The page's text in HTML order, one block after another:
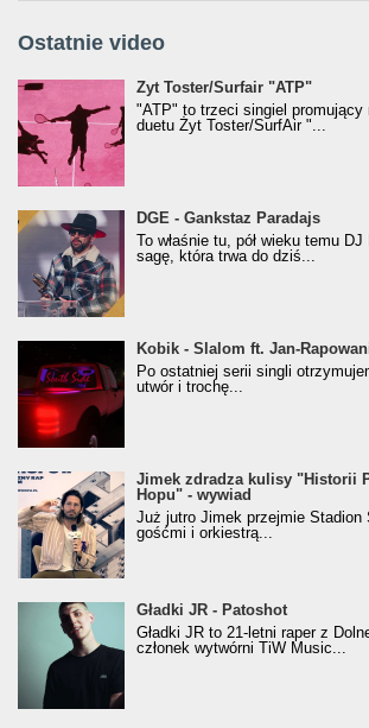
Ostatnie video
Żyt Toster/SurfAir - ATP VIDEO
Żyt Toster/Surfair "ATP"
"ATP" to trzeci singiel promujący
duetu Żyt Toster/SurfAir "...
donGURALesko z nagrodą za
Klasyczny/Trueschoolowy Album
(Popkillery 2023)
DGE - Gankstaz Paradajs
To właśnie tu, pół wieku temu
sagę, która trwa do dziś...
Kobik - Slalom ft. Jan-Rapowanie
[Official Music Visualiser]
Kobik - Slalom ft. Jan-
Po ostatniej serii singli
utwór i trochę...
Jimek zdradza kulisy "Historii
Hopu" - wywiad
Jimek zdradza kulisy "Historii
Hopu" - wywiad
Już jutro Jimek przejmie Stadion
gośćmi i orkiestrą...
Gładki JR - Patoshot
Gładki JR - Patoshot
Gładki JR to 21-letni raper z
członek wytwórni TiW Music...